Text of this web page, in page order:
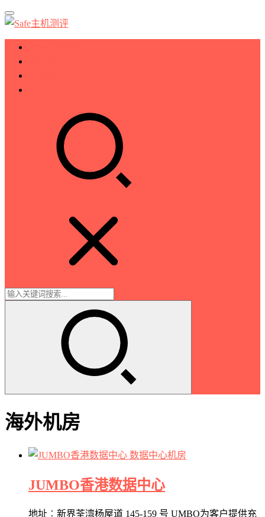
海外机房
数据中心机房
JUMBO香港数据中心
地址︰新界荃湾杨屋道 145-159 号 UMBO为客户提供充